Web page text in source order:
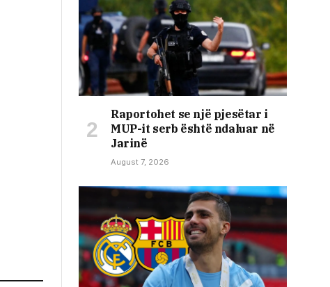
Raportohet se një pjesëtar i
MUP-it serb është ndaluar në
Jarinë
August 7, 2026